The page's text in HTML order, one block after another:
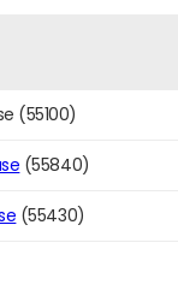
(55100)
(55840)
(55430)